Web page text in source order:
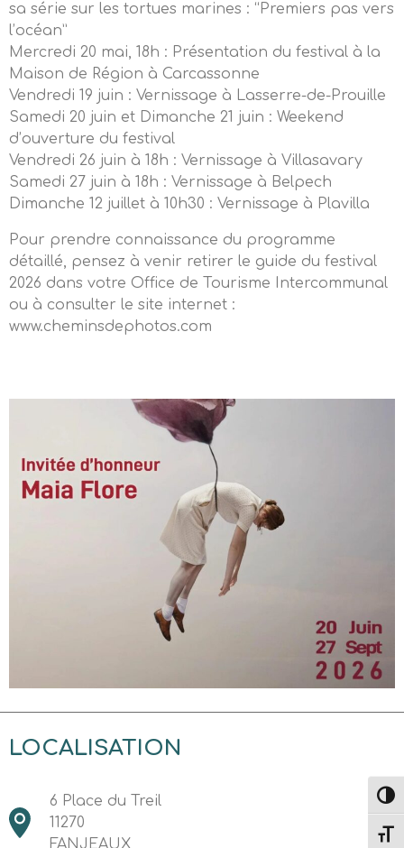
sa série sur les tortues marines : “Premiers pas vers
l’océan”
Mercredi 20 mai, 18h : Présentation du festival à la
Maison de Région à Carcassonne
Vendredi 19 juin : Vernissage à Lasserre-de-Prouille
Samedi 20 juin et Dimanche 21 juin : Weekend
d’ouverture du festival
Vendredi 26 juin à 18h : Vernissage à Villasavary
Samedi 27 juin à 18h : Vernissage à Belpech
Dimanche 12 juillet à 10h30 : Vernissage à Plavilla
Pour prendre connaissance du programme
détaillé, pensez à venir retirer le guide du festival
2026 dans votre Office de Tourisme Intercommunal
ou à consulter le site internet :
www.cheminsdephotos.com
LOCALISATION
6 Place du Treil
11270
FANJEAUX